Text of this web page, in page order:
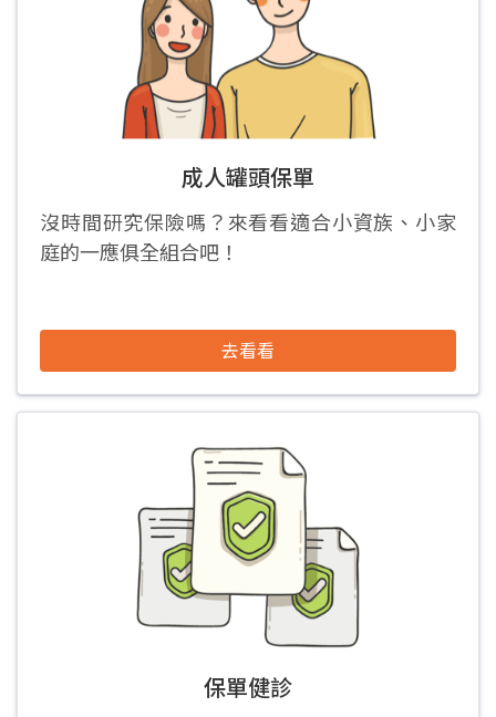
成人罐頭保單
沒時間研究保險嗎？來看看適合小資族、小家
庭的一應俱全組合吧！
去看看
保單健診